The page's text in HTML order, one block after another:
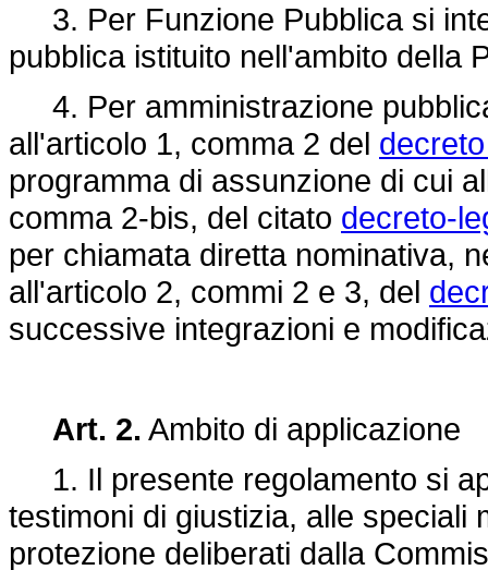
3. Per Funzione Pubblica si
pubblica istituito nell'ambito della
4. Per amministrazione
all'articolo 1, comma 2 del
programma di assunzione di cui
comma 2-bis, del citato decreto-
per chiamata diretta nominativa,
all'articolo 2, commi 2 e 3, del
successive integrazioni e
Art. 2. Ambito di applicazione
1. Il presente regolamento si
testimoni di giustizia, alle speciali
protezione deliberati dalla